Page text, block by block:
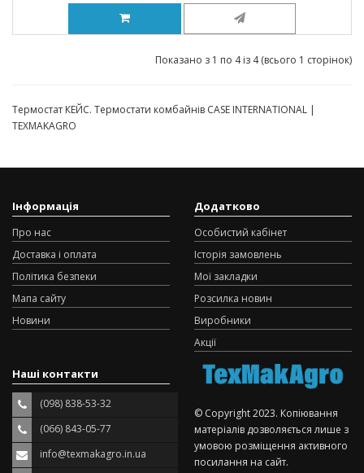
Показано з 1 по 4 із 4 (всього 1 сторінок)
Термостат КЕЙС. Термостати комбайнів CASE INTERNATIONAL |
TEXMAKAGRO
Інформація
Про нас
Доставка і оплата
Політика безпеки
Мапа сайту
Новини
Додатково
Особистий кабінет
Історія замовлень
Мої закладки
Розсилка новин
Виробники
Акції
Наші контакти
(098) 838-53-32
(066) 843-05-77
info@texmakagro.in.ua
© Copyright 2023. Копіювання
матеріалів дозволяється лише з
умовою розміщення активного
посилання на сайт.